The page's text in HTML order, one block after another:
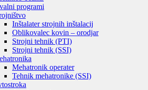
programi
Inštalater strojnih inštalacij
Oblikovalec kovin – orodjar
Strojni tehnik (PTI)
Strojni tehnik (SSI)
Mehatronik operater
Tehnik mehatronike (SSI)